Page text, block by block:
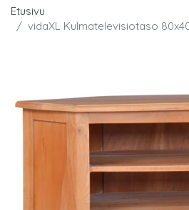
Etusivu
vidaXL Kulmatelevisiotaso